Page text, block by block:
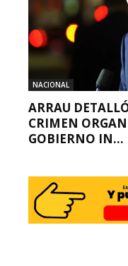
NACIONAL
ARRAU
CRIMEN
GOBIERNO IN...